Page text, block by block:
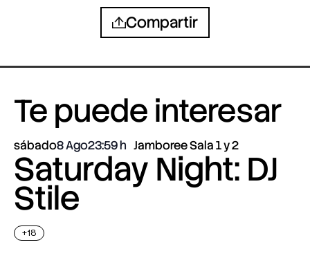
Compartir
Te puede interesar
sábado8 Ago23:59 Jamboree Sala 1 y 2
Saturday Night: DJ
Stile
+18